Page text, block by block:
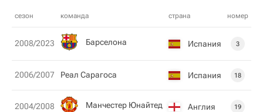
сезон команда страна номер
2008/2023 Барселона Испания 3
2006/2007 Реал Сарагоса Испания 18
2004/2008 Манчестер Юнайтед Англия 19